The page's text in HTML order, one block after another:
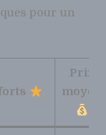
pour un
Prix
moyen